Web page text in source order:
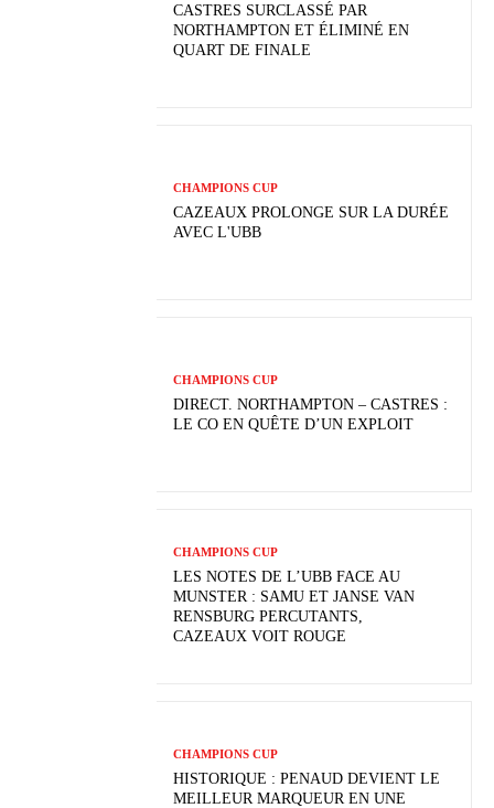
CASTRES SURCLASSÉ PAR
NORTHAMPTON ET ÉLIMINÉ EN
QUART DE FINALE
CHAMPIONS CUP
CAZEAUX PROLONGE SUR LA DURÉE
AVEC L'UBB
CHAMPIONS CUP
DIRECT. NORTHAMPTON – CASTRES :
LE CO EN QUÊTE D’UN EXPLOIT
CHAMPIONS CUP
LES NOTES DE L’UBB FACE AU
MUNSTER : SAMU ET JANSE VAN
RENSBURG PERCUTANTS,
CAZEAUX VOIT ROUGE
CHAMPIONS CUP
HISTORIQUE : PENAUD DEVIENT LE
MEILLEUR MARQUEUR EN UNE